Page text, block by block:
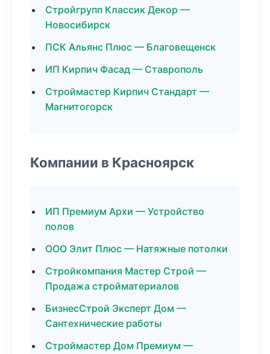
Стройгрупп Классик Декор —
Новосибирск
ПСК Альянс Плюс — Благовещенск
ИП Кирпич Фасад — Ставрополь
Строймастер Кирпич Стандарт —
Магнитогорск
Компании в Красноярск
ИП Премиум Архи — Устройство
полов
ООО Элит Плюс — Натяжные потолки
Стройкомпания Мастер Строй —
Продажа стройматериалов
БизнесСтрой Эксперт Дом —
Сантехнические работы
Строймастер Дом Премиум —